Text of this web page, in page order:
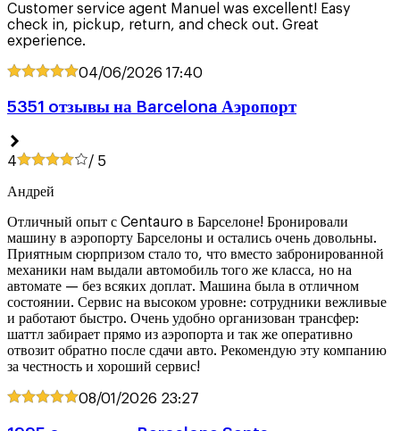
Customer service agent Manuel was excellent! Easy
check in, pickup, return, and check out. Great
experience.
04/06/2026 17:40
5351 oтзывы на Barcelona Аэропорт
4 / 5
Андрей
Отличный опыт с Centauro в Барселоне! Бронировали
машину в аэропорту Барселоны и остались очень довольны.
Приятным сюрпризом стало то, что вместо забронированной
механики нам выдали автомобиль того же класса, но на
автомате — без всяких доплат. Машина была в отличном
состоянии. Сервис на высоком уровне: сотрудники вежливые
и работают быстро. Очень удобно организован трансфер:
шаттл забирает прямо из аэропорта и так же оперативно
отвозит обратно после сдачи авто. Рекомендую эту компанию
за честность и хороший сервис!
08/01/2026 23:27